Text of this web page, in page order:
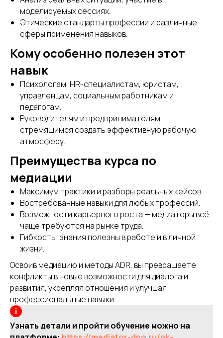
моделируемых сессиях.
Этические стандарты профессии и различные
сферы применения навыков.
Кому особенно полезен этот
навык
Психологам, HR-специалистам, юристам,
управленцам, социальным работникам и
педагогам.
Руководителям и предпринимателям,
стремящимся создать эффективную рабочую
атмосферу.
Преимущества курса по
медиации
Максимум практики и разборы реальных кейсов.
Востребованные навыки для любых профессий.
Возможности карьерного роста — медиаторы всё
чаще требуются на рынке труда.
Гибкость: знания полезны в работе и в личной
жизни.
Освоив медиацию и методы ADR, вы превращаете
конфликты в новые возможности для диалога и
развития, укрепляя отношения и улучшая
профессиональные навыки.
Узнать детали и пройти обучение можно на